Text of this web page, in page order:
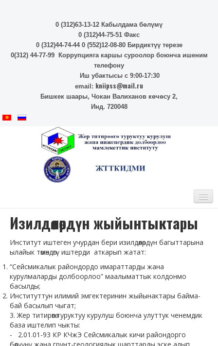
0 (312)63-13-12 Кабылдама бөлүмү
0 (312)44-75-51 Факс
0 (312)44-74-44 0 (552)12-08-80 Бирдиктүү терезе
0(312) 44-77-99 Коррупцияга каршы суроолор боюнча ишеним
телефону
Иш убактысы с 9:00-17:30
email: kniipss@mail.ru
Бишкек шаары, Чокан Валиханов көчөсу 2,
Инд. 720048
БАШКЫ БЕТ
БИЗДИН ЖАМААТ
Жетекчилик
Техникалык ченемдештирүү жана инженердик долбоорлоо башкармалыгы
Лаборатория, сапатты контролдоо жана инженердик долбоорлоо бөлүмү
Техникалык ченемдештирүү жана ченемдик укуктук акттарды актуалдаштыруу
Жер титирөөгө туруктуу курулуш башкармалыгы
Имараттарды жана курулуштарды инженердик текшерүүдөн өткөрүү бөлүмү
Изилдөөлөрдүн жыйынтыктары
Институт иштеген учурдан бери изилдөөлөрдүн багыттарына
ылайык төмөндөгү иштерди аткарып жатат:
“Сейсмикалык райондордо имараттарды жана
курулмаларды долбоорлоо” маалыматтык колдонмо
басылды;
Институттун илимий эмгектеринин жыйынактары байма-
бай басылып чыгат;
3. Жер титирөөгө туруктуу курулуш боюнча улуттук ченемдик
база иштелип чыкты:
- 2.01.01-93 КР КЧжЭ Сейсмикалык кичи райондорго